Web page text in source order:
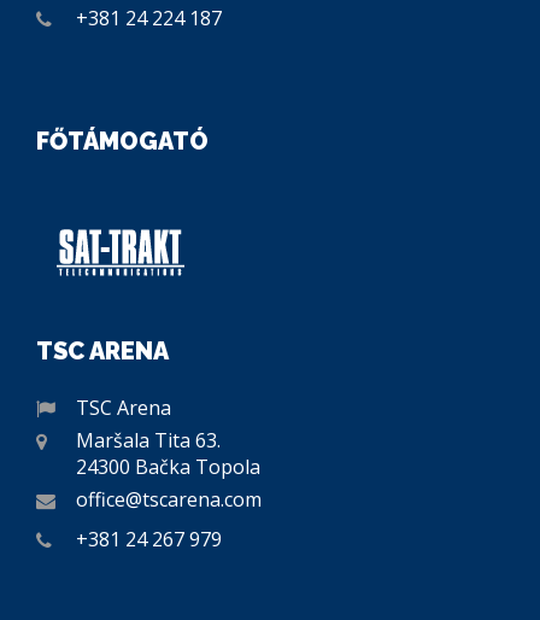
+381 24 224 187
FŐTÁMOGATÓ
TSC ARENA
TSC Arena
Maršala Tita 63.
24300 Bačka Topola
office@tscarena.com
+381 24 267 979